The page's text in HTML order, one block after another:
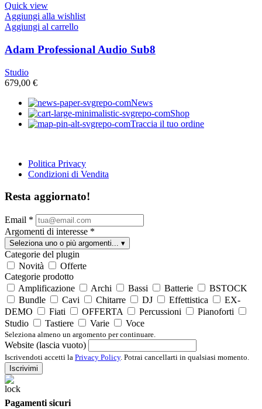
Quick view
Aggiungi alla wishlist
Aggiungi al carrello
Adam Professional Audio Sub8
Studio
679,00 €
News
Shop
Traccia il tuo ordine
Politica Privacy
Condizioni di Vendita
Resta aggiornato!
Email *
Argomenti di interesse *
Seleziona uno o più argomenti... ▾
Categorie del plugin
Novità
Offerte
Categorie prodotto
Amplificazione
Archi Bassi Batterie
BSTOCK
Bundle
Cavi Chitarre DJ Effettistica
EX-
DEMO
Fiati OFFERTA Percussioni
Pianoforti
Studio
Tastiere Varie Voce
Seleziona almeno un argomento per continuare.
Website (lascia vuoto)
Iscrivendoti accetti la Privacy Policy. Potrai cancellarti in qualsiasi momento.
Iscrivimi
Pagamenti sicuri